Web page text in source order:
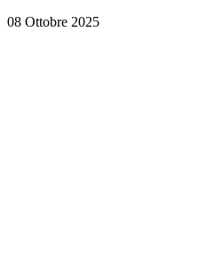
08 Ottobre 2025